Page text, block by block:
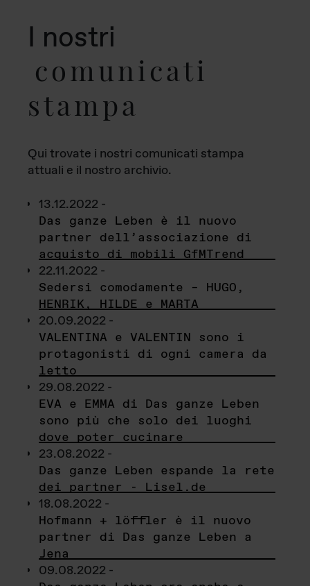
I nostri
comunicati
stampa
Qui trovate i nostri comunicati stampa
attuali e il nostro archivio.
13.12.2022 -
Das ganze Leben è il nuovo
partner dell’associazione di
acquisto di mobili GfMTrend
22.11.2022 -
Sedersi comodamente – HUGO,
HENRIK, HILDE e MARTA
20.09.2022 -
VALENTINA e VALENTIN sono i
protagonisti di ogni camera da
letto
29.08.2022 -
EVA e EMMA di Das ganze Leben
sono più che solo dei luoghi
dove poter cucinare
23.08.2022 -
Das ganze Leben espande la rete
dei partner - Lisel.de
18.08.2022 -
Hofmann + löffler è il nuovo
partner di Das ganze Leben a
Jena
09.08.2022 -